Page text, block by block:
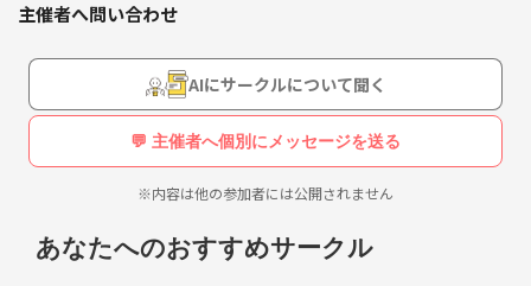
主催者へ問い合わせ
AIにサークルについて聞く
💬 主催者へ個別にメッセージを送る
※内容は他の参加者には公開されません
あなたへのおすすめサークル